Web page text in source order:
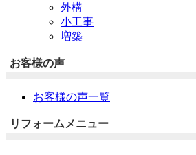
外構
小工事
増築
お客様の声
お客様の声一覧
リフォームメニュー